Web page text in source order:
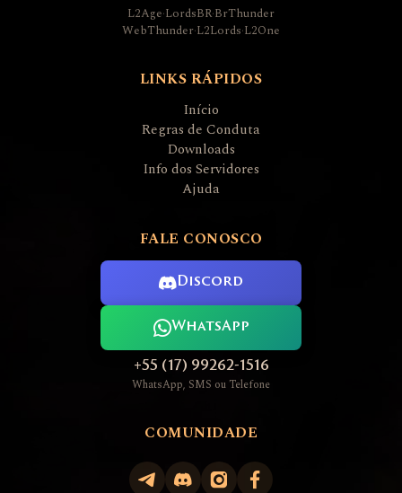
L2Age·LordsBR·BrThunder
WebThunder·L2Lords·L2One
LINKS RÁPIDOS
Início
Regras de Conduta
Downloads
Info dos Servidores
Ajuda
FALE CONOSCO
Discord
WhatsApp
+55 (17) 99262-1516
WhatsApp, SMS ou Telefone
COMUNIDADE